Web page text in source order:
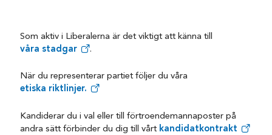
Som aktiv i Liberalerna är det viktigt att känna till
våra stadgar
.
När du representerar partiet följer du våra
etiska riktlinjer.
Kandiderar du i val eller till förtroendemannaposter på
andra sätt förbinder du dig till vårt kandidatkontrakt